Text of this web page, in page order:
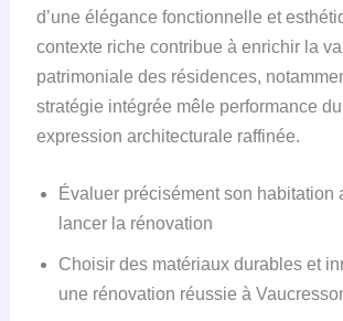
d’une élégance fonctionnelle et
contexte riche contribue à enrichir la
patrimoniale des résidences,
stratégie intégrée mêle performance
expression architecturale raffinée.
Évaluer précisément son habitation
lancer la rénovation
Choisir des matériaux durables et
une rénovation réussie à